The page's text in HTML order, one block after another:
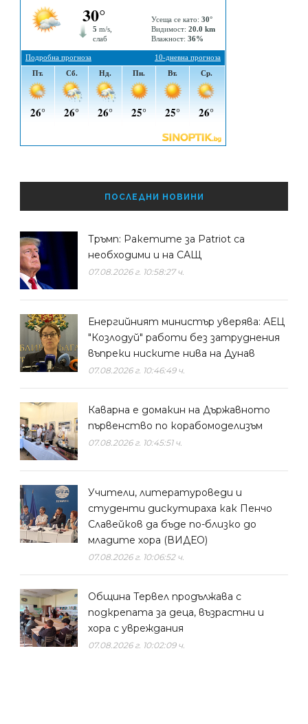
ПОСЛЕДНИ НОВИНИ
Тръмп: Ракетите за Patriot са
необходими и на САЩ
07.08.2026 г. 10:58:27 ч.
Енергийният министър уверява: АЕЦ
"Козлодуй" работи без затруднения
въпреки ниските нива на Дунав
07.08.2026 г. 10:46:49 ч.
​Каварна е домакин на Държавното
първенство по корабомоделизъм
07.08.2026 г. 10:45:51 ч.
Учители, литературоведи и
студенти дискутираха как Пенчо
Славейков да бъде по-близко до
младите хора (ВИДЕО)
07.08.2026 г. 10:06:52 ч.
Община Тервел продължава с
подкрепата за деца, възрастни и
хора с увреждания
07.08.2026 г. 10:02:09 ч.